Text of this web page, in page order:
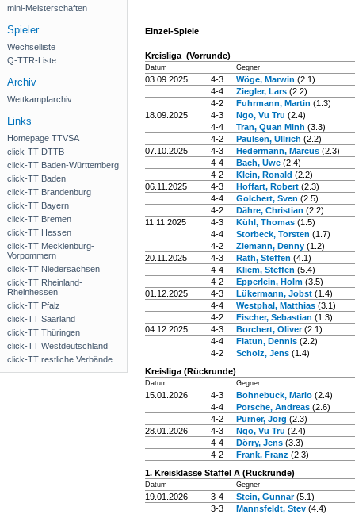
mini-Meisterschaften
Spieler
Wechselliste
Q-TTR-Liste
Archiv
Wettkampfarchiv
Links
Homepage TTVSA
click-TT DTTB
click-TT Baden-Württemberg
click-TT Baden
click-TT Brandenburg
click-TT Bayern
click-TT Bremen
click-TT Hessen
click-TT Mecklenburg-
Vorpommern
click-TT Niedersachsen
click-TT Rheinland-
Rheinhessen
click-TT Pfalz
click-TT Saarland
click-TT Thüringen
click-TT Westdeutschland
click-TT restliche Verbände
Einzel-Spiele
Kreisliga (Vorrunde)
Datum Gegner
03.09.2025 4-3 Wöge, Marwin (2.1)
4-4
Ziegler, Lars (2.2)
4-2
Fuhrmann, Martin (1.3)
18.09.2025
4-3 Ngo, Vu Tru (2.4)
4-4
Tran, Quan Minh (3.3)
4-2
Paulsen, Ullrich (2.2)
07.10.2025
4-3 Hedermann, Marcus (2.3)
4-4
Bach, Uwe (2.4)
4-2
Klein, Ronald (2.2)
06.11.2025
4-3 Hoffart, Robert (2.3)
4-4
Golchert, Sven (2.5)
4-2
Dähre, Christian (2.2)
11.11.2025
4-3 Kühl, Thomas (1.5)
4-4
Storbeck, Torsten (1.7)
4-2
Ziemann, Denny (1.2)
20.11.2025
4-3 Rath, Steffen (4.1)
4-4
Kliem, Steffen (5.4)
4-2
Epperlein, Holm (3.5)
01.12.2025
4-3 Lükermann, Jobst (1.4)
4-4
Westphal, Matthias (3.1)
4-2
Fischer, Sebastian (1.3)
04.12.2025
4-3 Borchert, Oliver(2.1)
4-4
Flatun, Dennis (2.2)
4-2
Scholz, Jens (1.4)
Kreisliga (Rückrunde)
Datum Gegner
15.01.2026 4-3 Bohnebuck, Mario (2.4)
4-4
Porsche, Andreas (2.6)
4-2
Pürner, Jörg (2.3)
28.01.2026
4-3 Ngo, Vu Tru (2.4)
4-4
Dörry, Jens (3.3)
4-2
Frank, Franz (2.3)
1. Kreisklasse Staffel A (Rückrunde)
Datum Gegner
19.01.2026 3-4 Stein, Gunnar(5.1)
3-3
Mannsfeldt, Stev (4.4)